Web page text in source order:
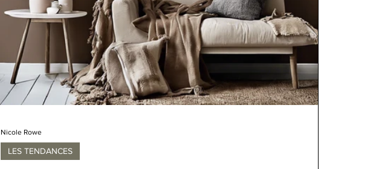
LES TENDANCES
Nicole Rowe